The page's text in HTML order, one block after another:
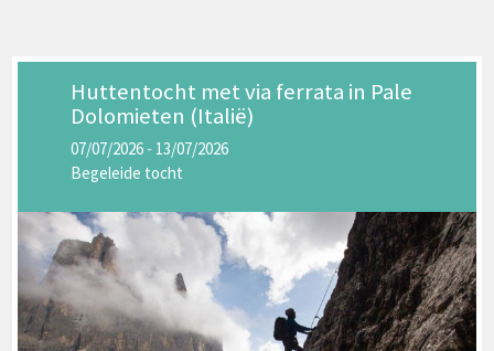
Huttentocht met via ferrata in Pale
Dolomieten (Italië)
07/07/2026 - 13/07/2026
Begeleide tocht